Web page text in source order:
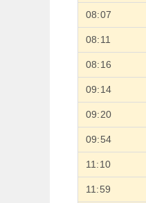
08:07
08:11
08:16
09:14
09:20
09:54
11:10
11:59